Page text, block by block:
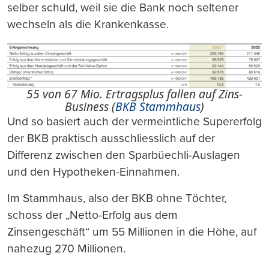
selber schuld, weil sie die Bank noch seltener
wechseln als die Krankenkasse.
55 von 67 Mio. Ertragsplus fallen auf Zins-
Business (BKB Stammhaus)
Und so basiert auch der vermeintliche Supererfolg
der BKB praktisch ausschliesslich auf der
Differenz zwischen den Sparbüechli-Auslagen
und den Hypotheken-Einnahmen.
Im Stammhaus, also der BKB ohne Töchter,
schoss der „Netto-Erfolg aus dem
Zinsengeschäft“ um 55 Millionen in die Höhe, auf
nahezug 270 Millionen.